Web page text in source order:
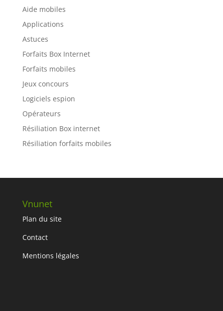
Aide mobiles
Applications
Astuces
Forfaits Box Internet
Forfaits mobiles
Jeux concours
Logiciels espion
Opérateurs
Résiliation Box internet
Résiliation forfaits mobiles
Vnunet
Plan du site
Contact
Mentions légales